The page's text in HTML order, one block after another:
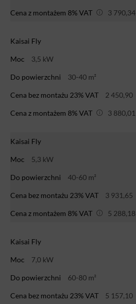
Cena z montażem 8% VAT 3 790,34
Kaisai Fly
Moc 3,5 kW
Do powierzchni 30-40 m²
Cena bez montażu 23% VAT 2 450,90
Cena z montażem 8% VAT 3 880,01
Kaisai Fly
Moc 5,3 kW
Do powierzchni 40-60 m²
Cena bez montażu 23% VAT 3 931,65
Cena z montażem 8% VAT 5 288,18
Kaisai Fly
Moc 7,0 kW
Do powierzchni 60-80 m²
Cena bez montażu 23% VAT 5 157,10